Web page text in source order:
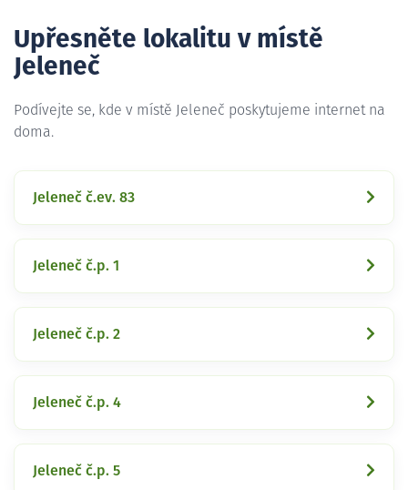
Upřesněte lokalitu v místě
Jeleneč
Podívejte se, kde v místě Jeleneč poskytujeme internet na
doma.
Jeleneč č.ev. 83
Jeleneč č.p. 1
Jeleneč č.p. 2
Jeleneč č.p. 4
Jeleneč č.p. 5